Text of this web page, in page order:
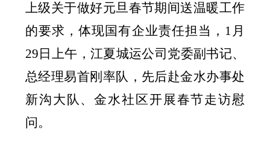
上级关于做好元旦春节期间送温暖工作
的要求，体现国有企业责任担当， 1 月
29 日上午，江夏城运公司党委副书记、
总经理易首刚率队，先后赴金水办事处
新沟大队、金水社区开展春节走访慰
问。